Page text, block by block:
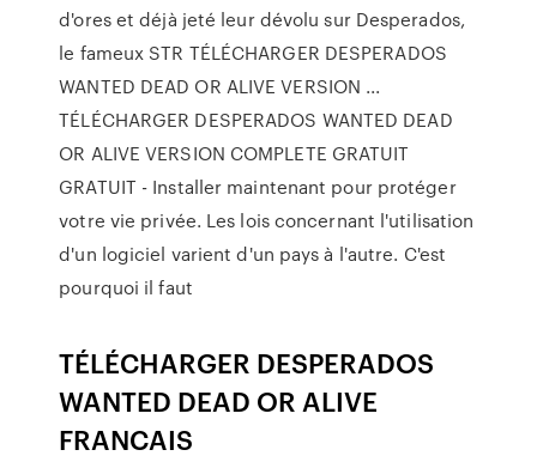
d'ores et déjà jeté leur dévolu sur Desperados,
le fameux STR TÉLÉCHARGER DESPERADOS
WANTED DEAD OR ALIVE VERSION ...
TÉLÉCHARGER DESPERADOS WANTED DEAD
OR ALIVE VERSION COMPLETE GRATUIT
GRATUIT - Installer maintenant pour protéger
votre vie privée. Les lois concernant l'utilisation
d'un logiciel varient d'un pays à l'autre. C'est
pourquoi il faut
TÉLÉCHARGER DESPERADOS
WANTED DEAD OR ALIVE
FRANCAIS